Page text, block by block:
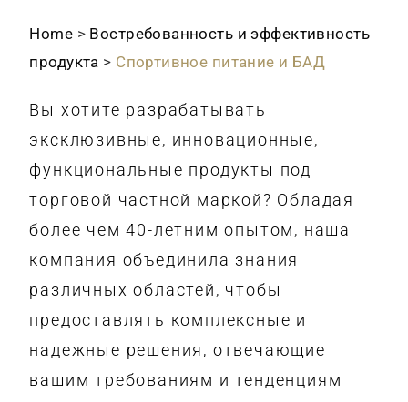
Home > Востребованность и эффективность
продукта > Спортивное питание и БАД
Вы хотите разрабатывать
эксклюзивные, инновационные,
функциональные продукты под
торговой частной маркой? Обладая
более чем 40-летним опытом, наша
компания объединила знания
различных областей, чтобы
предоставлять комплексные и
надежные решения, отвечающие
вашим требованиям и тенденциям